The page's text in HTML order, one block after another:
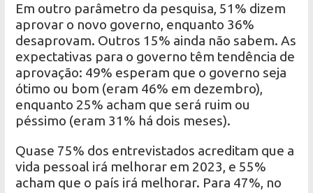
Em outro parâmetro da pesquisa, 51% dizem
aprovar o novo governo, enquanto 36%
desaprovam. Outros 15% ainda não sabem. As
expectativas para o governo têm tendência de
aprovação: 49% esperam que o governo seja
ótimo ou bom (eram 46% em dezembro),
enquanto 25% acham que será ruim ou
péssimo (eram 31% há dois meses).
Quase 75% dos entrevistados acreditam que a
vida pessoal irá melhorar em 2023, e 55%
acham que o país irá melhorar. Para 47%, no